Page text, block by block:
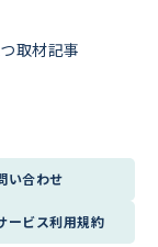
取材記事
い合わせ
ービス利用規約